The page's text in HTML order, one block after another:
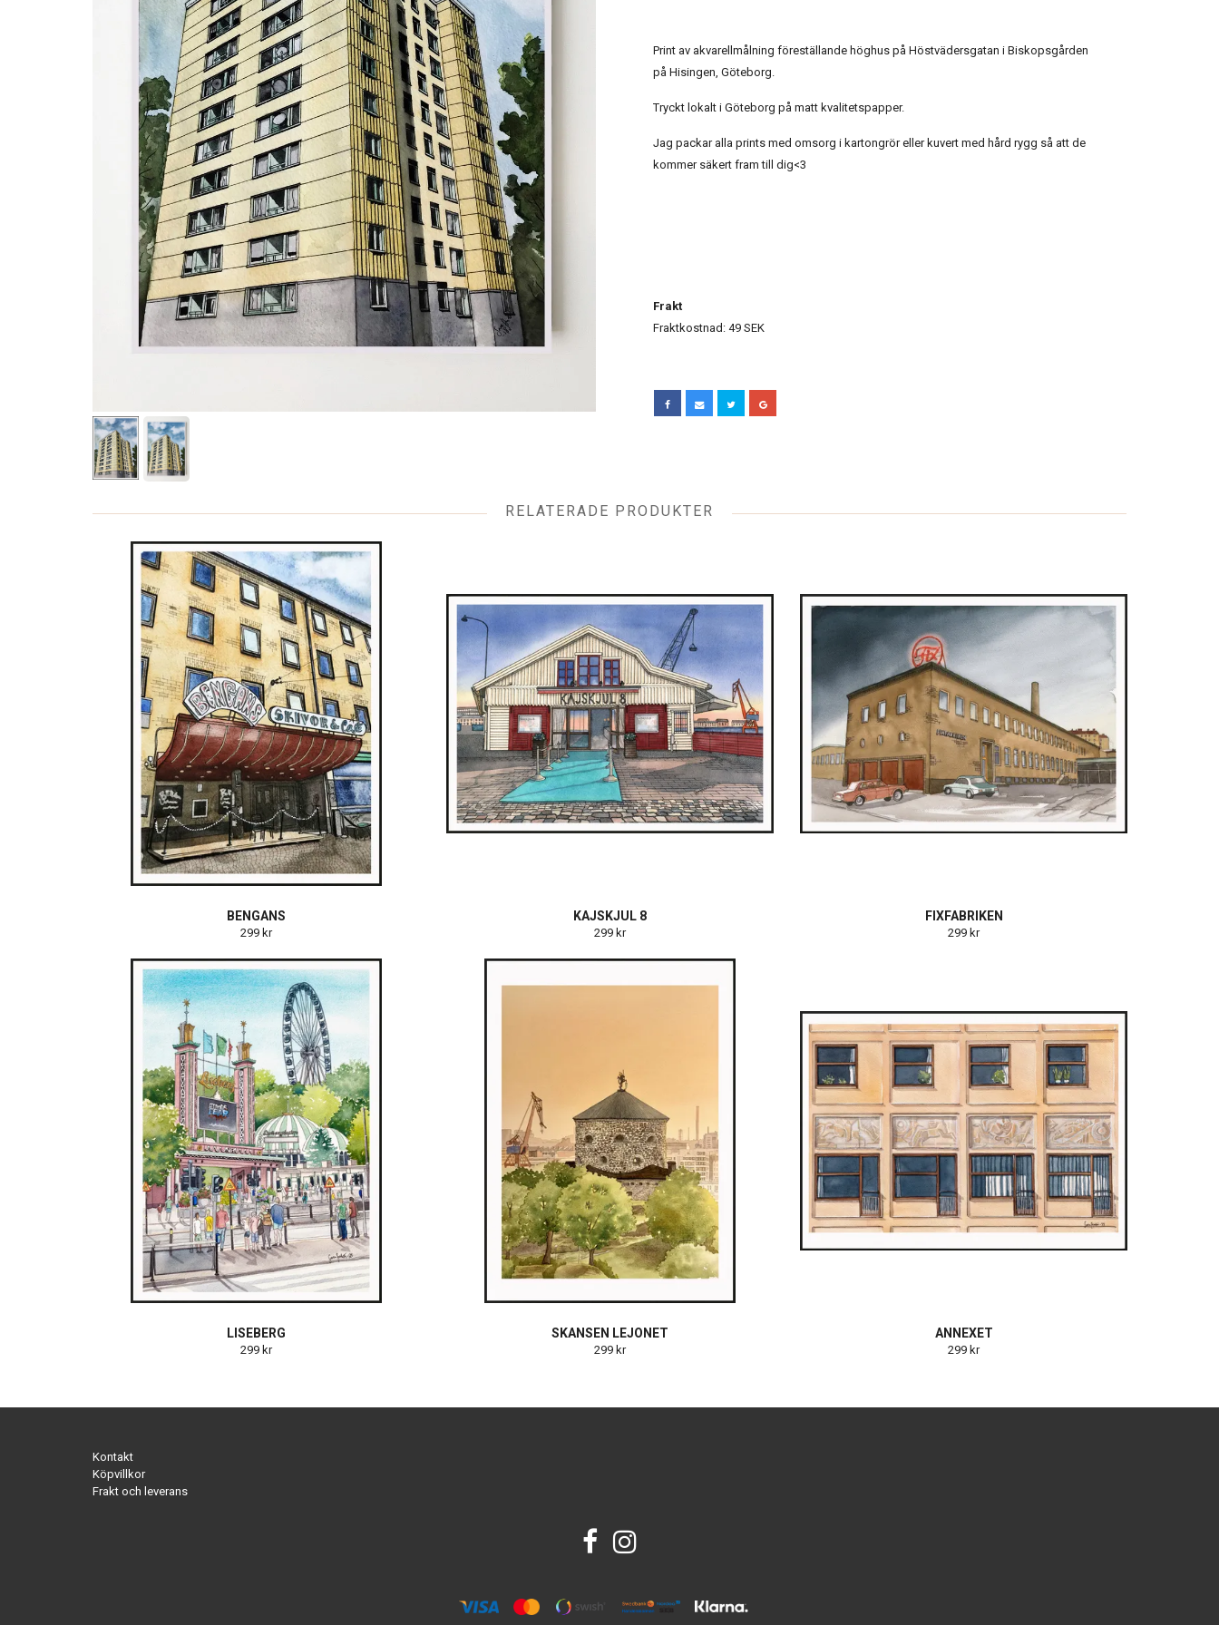
Print av akvarellmålning föreställande höghus på Höstvädersgatan i Biskopsgården
på Hisingen, Göteborg.
Tryckt lokalt i Göteborg på matt kvalitetspapper.
Jag packar alla prints med omsorg i kartongrör eller kuvert med hård rygg så att de
kommer säkert fram till dig<3
Frakt
Fraktkostnad: 49 SEK
RELATERADE PRODUKTER
BENGANS
299 kr
KAJSKJUL 8
299 kr
FIXFABRIKEN
299 kr
LISEBERG
299 kr
SKANSEN LEJONET
299 kr
ANNEXET
299 kr
Kontakt
Köpvillkor
Frakt och leverans